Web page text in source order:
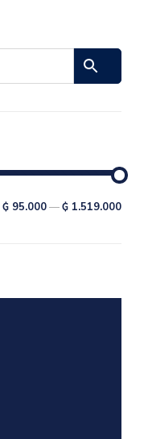
₲ 95.000—₲ 1.519.000